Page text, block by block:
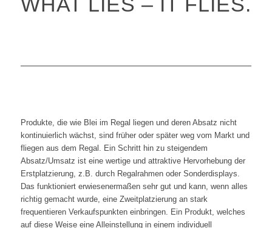
Produkte, die wie Blei im Regal liegen und deren Absatz nicht
kontinuierlich wächst, sind früher oder später weg vom Markt und
fliegen aus dem Regal. Ein Schritt hin zu steigendem
Absatz/Umsatz ist eine wertige und attraktive Hervorhebung der
Erstplatzierung, z.B. durch Regalrahmen oder Sonderdisplays.
Das funktioniert erwiesenermaßen sehr gut und kann, wenn alles
richtig gemacht wurde, eine Zweitplatzierung an stark
frequentieren Verkaufspunkten einbringen. Ein Produkt, welches
auf diese Weise eine Alleinstellung in einem individuell